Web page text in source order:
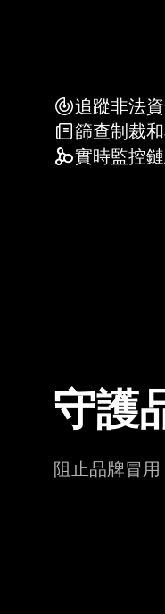
追蹤非法
篩查制裁
實時監控
守護
阻止品牌冒